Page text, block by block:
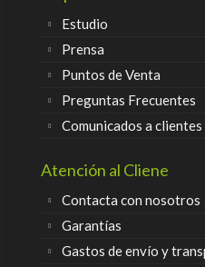
Estudio
Prensa
Puntos de Venta
Preguntas Frecuentes
Comunicados a clientes
Atención al Cliene
Contacta con nosotros
Garantías
Gastos de envío y